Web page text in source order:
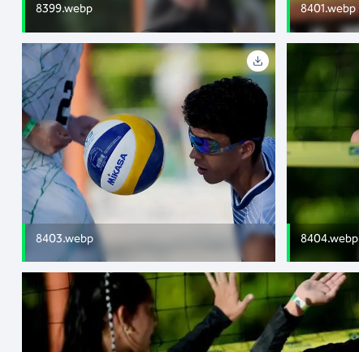
8399.webp 8401.webp
8403.webp 8404.webp